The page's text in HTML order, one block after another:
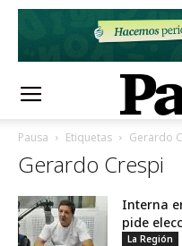
Pausa Etiquetas Gerardo
Gerardo Crespi
Interna
pide
La Región